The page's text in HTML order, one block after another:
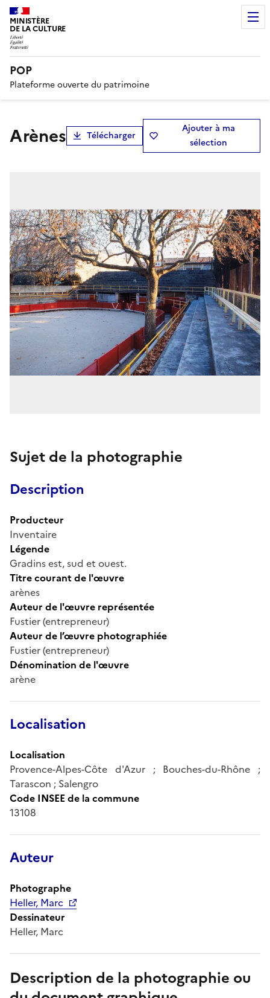
MINISTÈRE
DE LA CULTURE
POP
Plateforme ouverte du patrimoine
arènes Télécharger
Ajouter à ma
sélection
Sujet de la photographie
Description
Producteur
Inventaire
Légende
Gradins est, sud et ouest.
Titre courant de l'œuvre
arènes
Auteur de l'œuvre représentée
Fustier (entrepreneur)
Auteur de l’œuvre photographiée
Fustier (entrepreneur)
Dénomination de l'œuvre
arène
Localisation
Localisation
Provence-Alpes-Côte d'Azur ; Bouches-du-Rhône ;
Tarascon ; Salengro
Code INSEE de la commune
13108
Auteur
Photographe
Heller, Marc
Dessinateur
Heller, Marc
Description de la photographie ou